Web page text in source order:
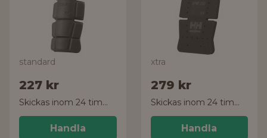
standard
227 kr
Skickas inom 24 timmar!
Handla
xtra
279 kr
Skickas inom 24 timmar!
Handla